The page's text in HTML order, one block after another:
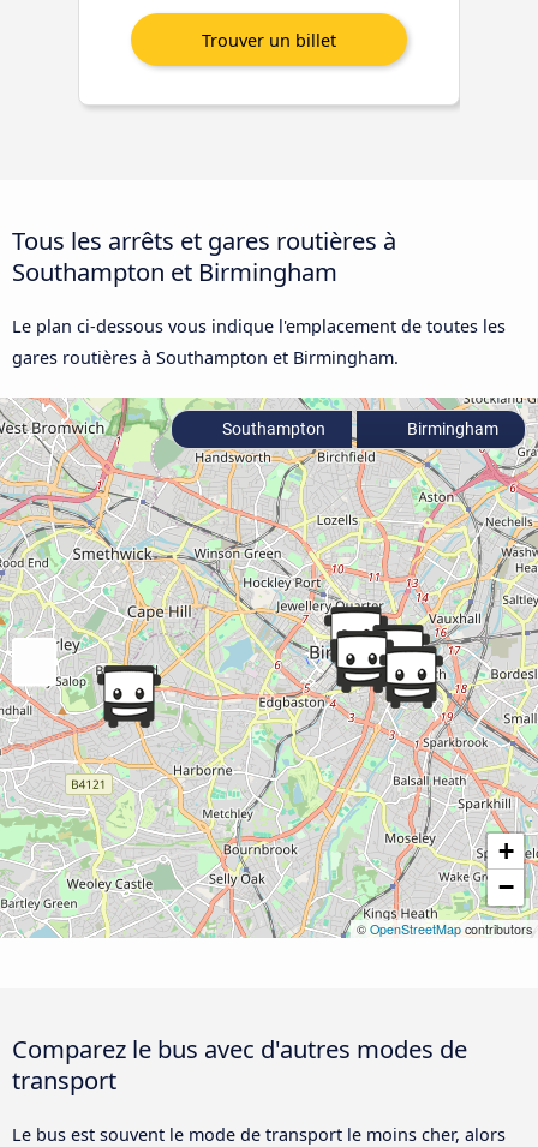
Tous les arrêts et gares routières à
Southampton et Birmingham
Le plan ci-dessous vous indique l'emplacement de toutes les
gares routières à Southampton et Birmingham.
+
−
© OpenStreetMap contributors
Southampton Birmingham
Comparez le bus avec d'autres modes de
transport
Le bus est souvent le mode de transport le moins cher, alors